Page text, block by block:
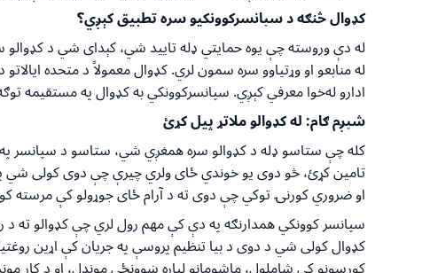
کډوال څنګه د سپانسرکوونکيو سره تطبیق کېږي؟
له دې وروسته چې یوه حمایتي ډله تایید شي، کېدای شي د
له منابعو او وړتیاوو سره سمون لري. کډوال معمولاً د متحده ایالاتو
ادارو له‌خوا معرفي کېږي. سپانسرکوونکي به کډوال په مستقیمه
شپږم ګام: له کډوالو ملاتړ پیل کړئ
کله چې ستاسو ډله د کډوالو سره همغږي شي، ستاسو د سپانسر په
تامین کړئ، څو دوی یو خوندي ځای ولري چیرې چې دوی کولی شي په
او ضروري کورنۍ توکي چې دوی ته د آرام ځای جوړولو کې مرسته
سپانسر کوونکي همدارنګه په دې کې مهم رول لري چې کډوالو ته
کډوال کولی شي د دوی د بیا تنظیم پروسې په جریان کې اړین